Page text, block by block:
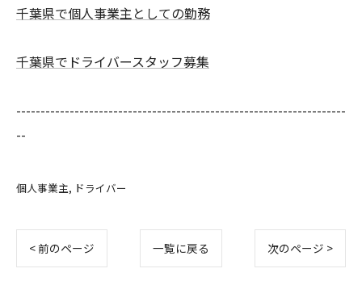
千葉県で個人事業主としての勤務
千葉県でドライバースタッフ募集
--------------------------------------------------------------------
--
個人事業主 ドライバー
< 前のページ 一覧に戻る 次のページ >